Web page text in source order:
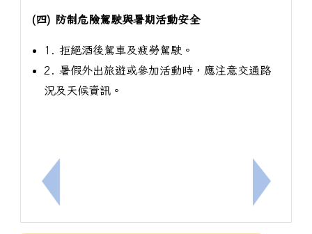
上一筆：學務處學務創新人員徵選
(四) 防制危險駕駛與暑期活動安全
1. 拒絕酒後駕車及疲勞駕駛。
2. 暑假外出旅遊或參加活動時，應注意交通路
況及天候資訊。
下一筆：